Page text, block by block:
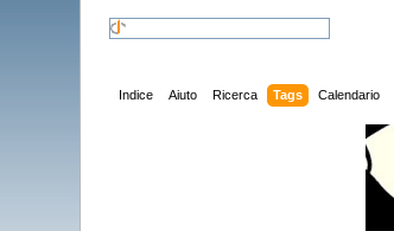
Indice Aiuto Ricerca Tags Calendario